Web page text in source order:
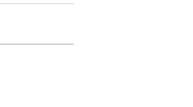
de
des